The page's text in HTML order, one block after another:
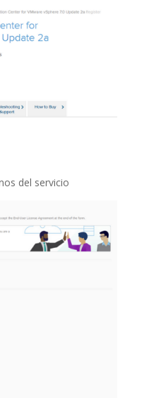
del servicio